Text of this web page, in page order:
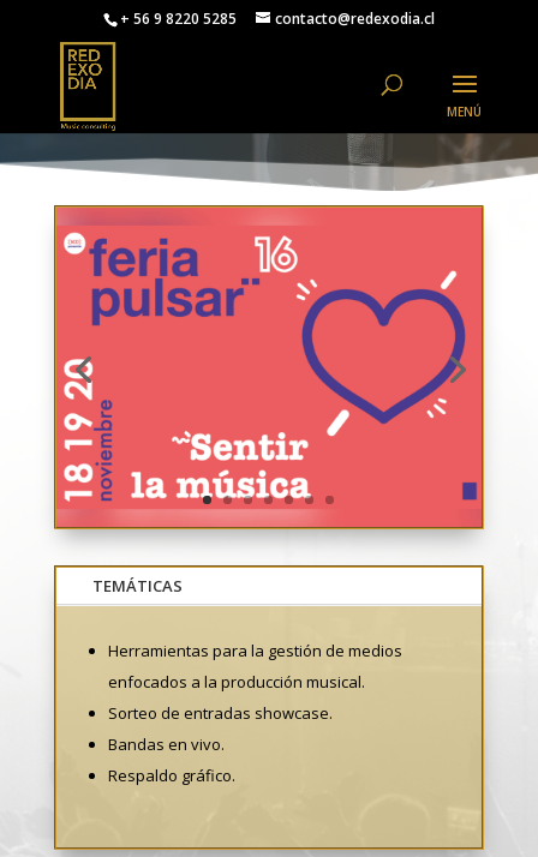
+ 56 9 8220 5285 contacto@redexodia.cl
TEMÁTICAS
Herramientas para la gestión de medios
enfocados a la producción musical.
Sorteo de entradas showcase.
Bandas en vivo.
Respaldo gráfico.